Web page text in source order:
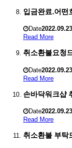
입금완료.어떤
Date2022.09.23
Read More
취소환불요청
Date2022.09.23
Read More
손바닥워크샵
Date2022.09.23
Read More
취소환불 부탁